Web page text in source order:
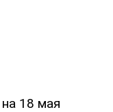
18 мая